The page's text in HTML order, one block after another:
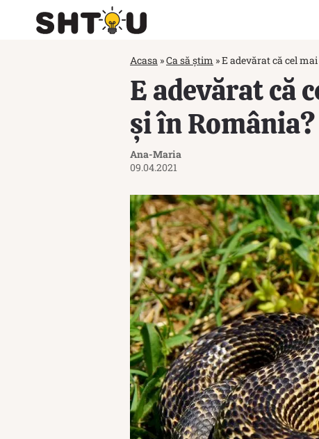
Acasa »Ca să știm »E adevărat că cel
E adevărat că
și în România?
Ana-Maria
09.04.2021